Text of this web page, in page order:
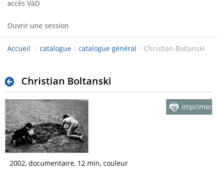
accès VàD
Ouvrir une session
Accueil / catalogue / catalogue général / Christian Boltanski
Christian Boltanski
Imprimer
2002, documentaire, 12 min, couleur